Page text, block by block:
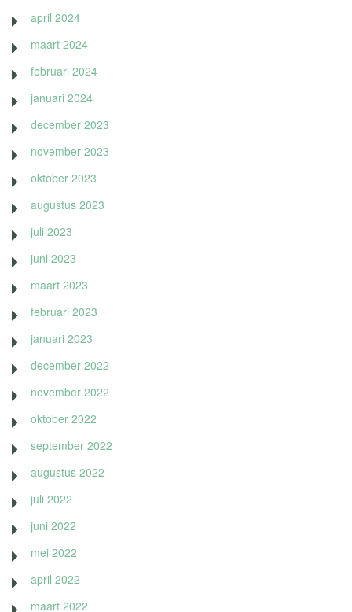
april 2024
maart 2024
februari 2024
januari 2024
december 2023
november 2023
oktober 2023
augustus 2023
juli 2023
juni 2023
maart 2023
februari 2023
januari 2023
december 2022
november 2022
oktober 2022
september 2022
augustus 2022
juli 2022
juni 2022
mei 2022
april 2022
maart 2022